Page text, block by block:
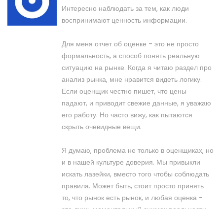
Интересно наблюдать за тем, как люди
воспринимают ценность информации.
Для меня отчет об оценке - это не просто
формальность, а способ понять реальную
ситуацию на рынке. Когда я читаю раздел про
анализ рынка, мне нравится видеть логику.
Если оценщик честно пишет, что цены
падают, и приводит свежие данные, я уважаю
его работу. Но часто вижу, как пытаются
скрыть очевидные вещи.
Я думаю, проблема не только в оценщиках, но
и в нашей культуре доверия. Мы привыкли
искать лазейки, вместо того чтобы соблюдать
правила. Может быть, стоит просто принять
то, что рынок есть рынок, и любая оценка -